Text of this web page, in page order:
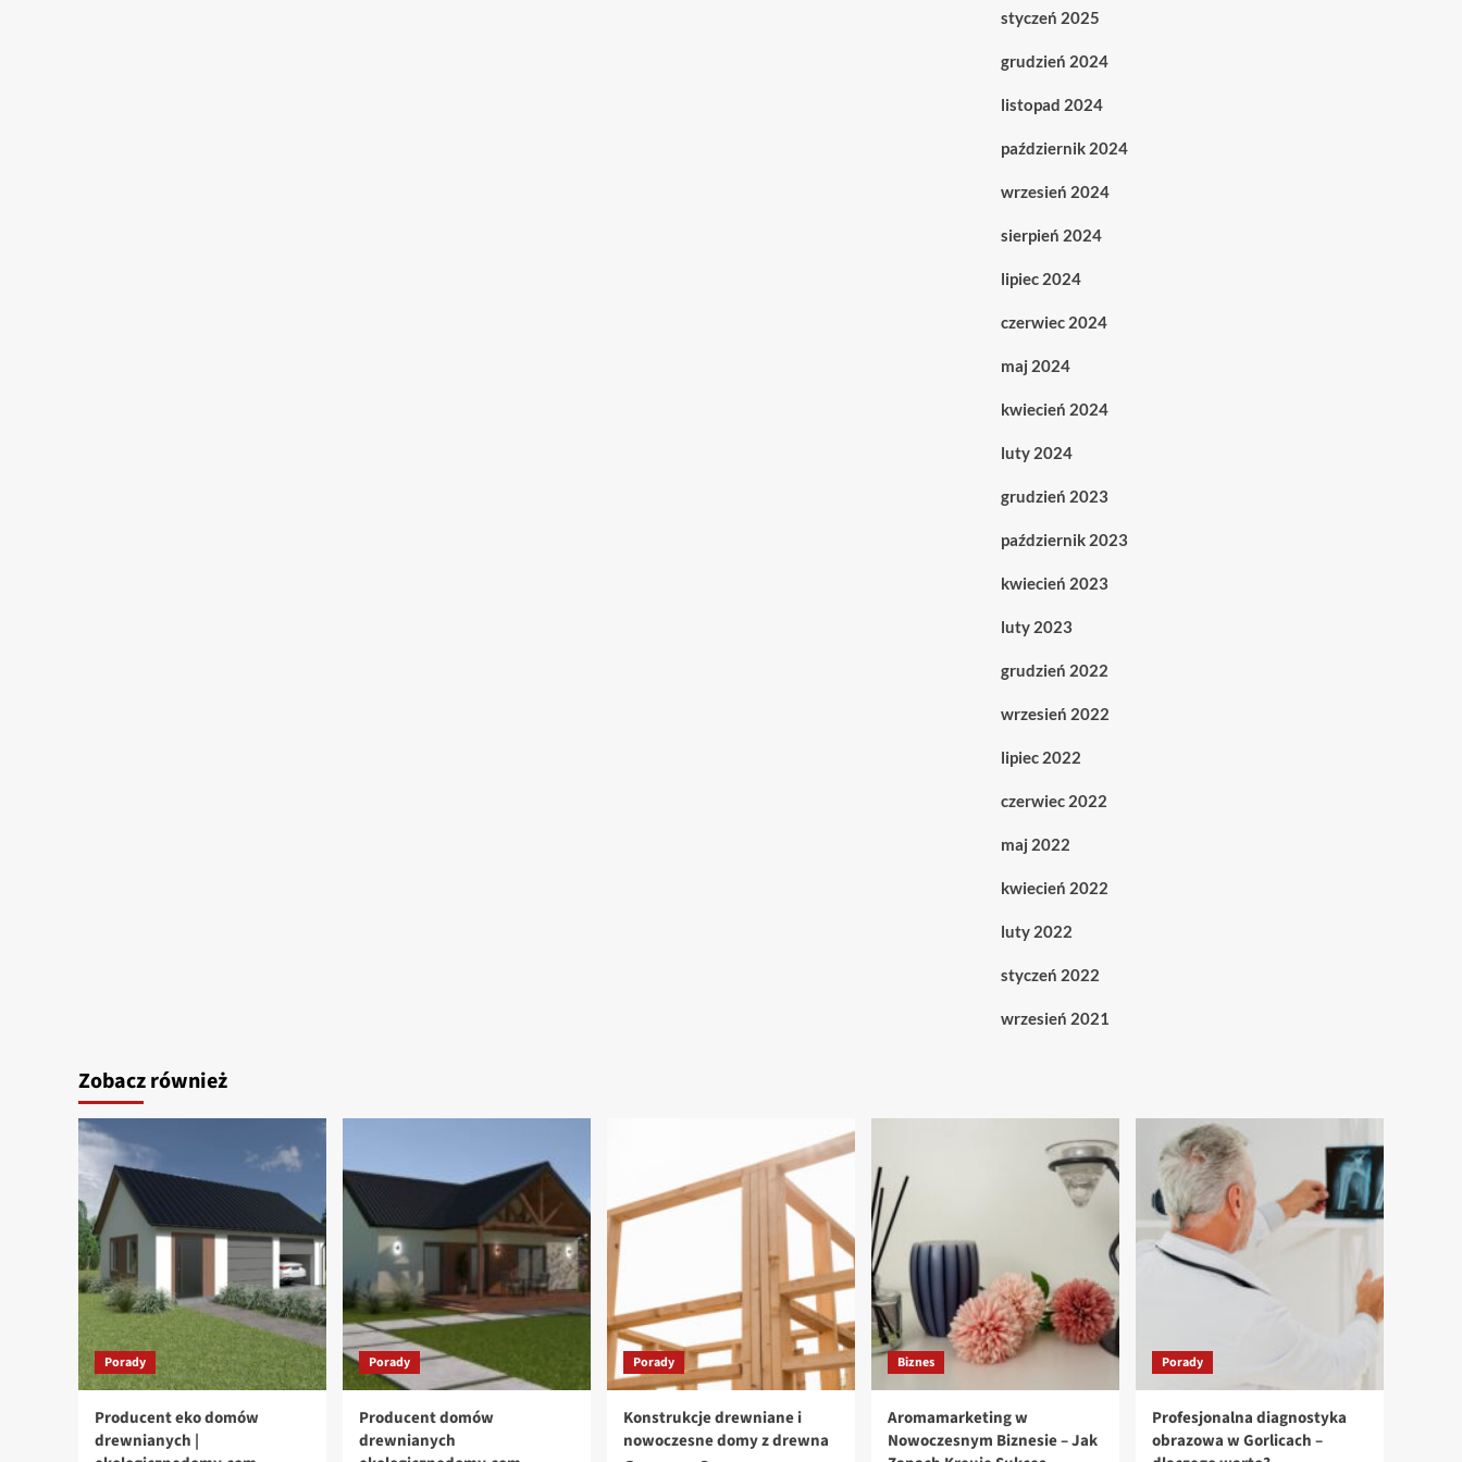
styczeń 2025
grudzień 2024
listopad 2024
październik 2024
wrzesień 2024
sierpień 2024
lipiec 2024
czerwiec 2024
maj 2024
kwiecień 2024
luty 2024
grudzień 2023
październik 2023
kwiecień 2023
luty 2023
grudzień 2022
wrzesień 2022
lipiec 2022
czerwiec 2022
maj 2022
kwiecień 2022
luty 2022
styczeń 2022
wrzesień 2021
Zobacz również
Porady
Producent eko domów
drewnianych |
Porady
Producent domów
drewnianych
Porady
Konstrukcje drewniane i
nowoczesne domy z drewna
Biznes
Aromamarketing w
Nowoczesnym Biznesie – Jak
Porady
Profesjonalna diagnostyka
obrazowa w Gorlicach –